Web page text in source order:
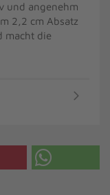
und angenehm
2,2 cm Absatz
macht die